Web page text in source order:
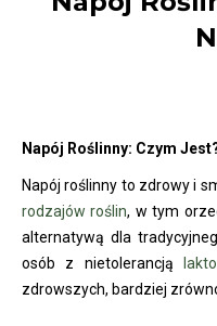
Napój Roślinny: Czym
Napój roślinny to zdrowy i
rodzajów roślin, w tym
alternatywą dla
osób z nietolerancją
zdrowszych, bardziej